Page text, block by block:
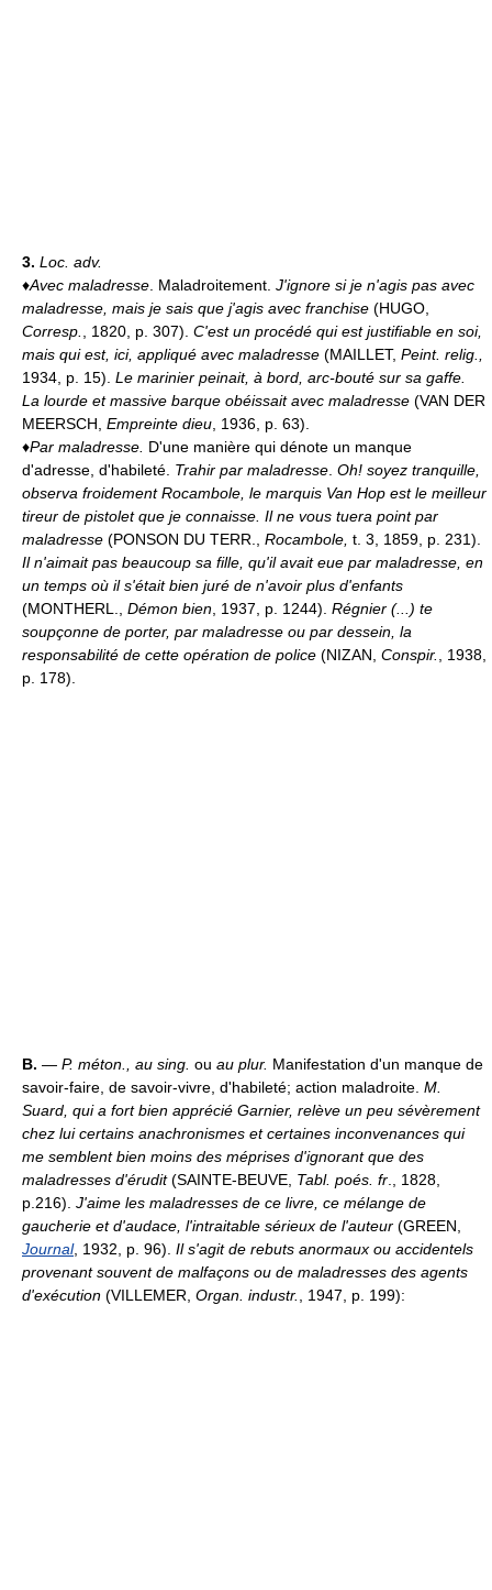
3. Loc. adv.
♦Avec maladresse . Maladroitement. J'ignore si je n'agis pas avec
maladresse, mais je sais que j'agis avec franchise (HUGO,
Corresp.
, 1820, p. 307). C'est un procédé qui est justifiable en soi,
mais qui est, ici, appliqué avec maladresse (MAILLET, Peint. relig.,
1934, p. 15). Le marinier peinait, à bord, arc-bouté sur sa gaffe.
La lourde et massive barque obéissait avec maladresse (VAN DER
MEERSCH, Empreinte dieu , 1936, p. 63).
♦Par maladresse. D'une manière qui dénote un manque
d'adresse, d'habileté. Trahir par maladresse Oh! soyez tranquille,
observa froidement Rocambole, le marquis Van Hop est le meilleur
tireur de pistolet que je connaisse. Il ne vous tuera point par
maladresse (PONSON DU TERR., Rocambole, t. 3, 1859, p. 231).
Il n'aimait pas beaucoup sa fille, qu'il avait eue par maladresse, en
un temps où il s'était bien juré de n'avoir plus d'enfants
(MONTHERL., Démon bien , 1937, p. 1244). Régnier (...) te
soupçonne de porter, par maladresse ou par dessein, la
responsabilité de cette opération de police (NIZAN, Conspir.
, 1938,
p. 178).
B. — P. méton., au sing. ou au plur. Manifestation d'un manque de
savoir-faire, de savoir-vivre, d'habileté; action maladroite. M.
Suard, qui a fort bien apprécié Garnier, relève un peu sévèrement
chez lui certains anachronismes et certaines inconvenances qui
me semblent bien moins des méprises d'ignorant que des
maladresses d'érudit(SAINTE-BEUVE, Tabl. poés. fr ., 1828,
p.216). J'aime les maladresses de ce livre, ce mélange de
gaucherie et d'audace, l'intraitable sérieux de l'auteur (GREEN,
Journal, 1932, p. 96). Il s'agit de rebuts anormaux ou accidentels
provenant souvent de malfaçons ou de maladresses des agents
d'exécution (VILLEMER, Organ. industr. , 1947, p. 199):